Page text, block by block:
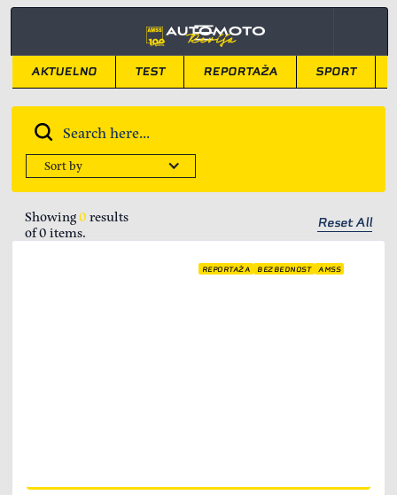
AKTUELNO TEST REPORTAŽA SPORT
Sort by
Showing0results
of0items.
Reset All
REPORTAŽA BEZBEDNOST AMSS